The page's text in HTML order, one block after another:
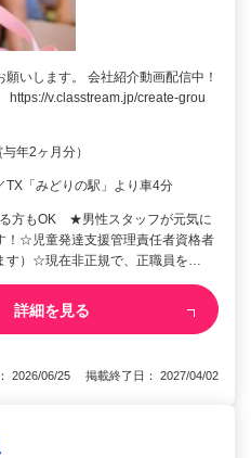
いします。 会社紹介動画配信中！
https://v.classtream.jp/create-grou
年2ヶ月分）
TX「みどりの駅」より車4分
方もOK ★男性スタッフが元気に
！☆児童発達支援管理責任者資格者
す）☆現在非正規で、正職員を…
詳細を見る
2026/06/25 掲載終了日： 2027/04/02